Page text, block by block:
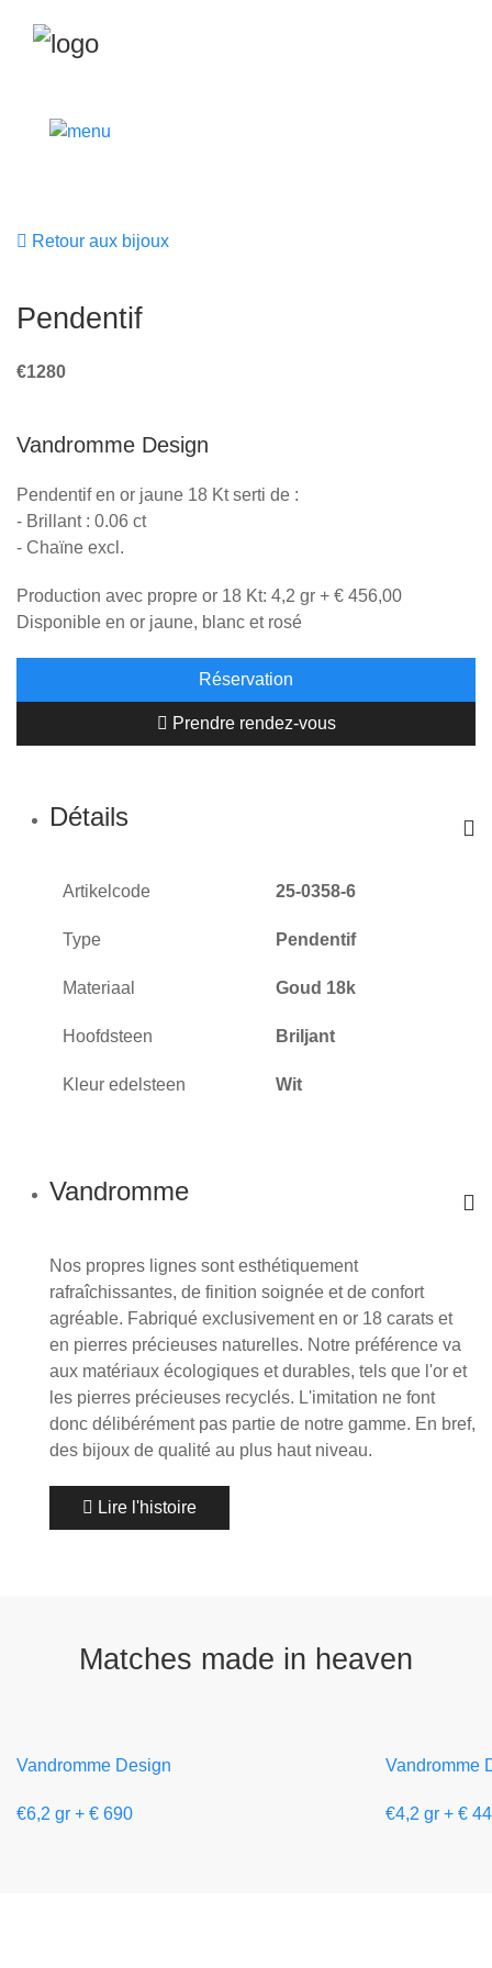
Retour aux bijoux
Pendentif
€1280
Vandromme Design
Pendentif en or jaune 18 Kt serti de :
- Brillant : 0.06 ct
- Chaïne excl.
Production avec propre or 18 Kt: 4,2 gr + € 456,00
Disponible en or jaune, blanc et rosé
Réservation
Prendre rendez-vous
Détails
Artikelcode 25-0358-6
Type Pendentif
Materiaal Goud 18k
Hoofdsteen Briljant
Kleur edelsteen Wit
Vandromme
Nos propres lignes sont esthétiquement
rafraîchissantes, de finition soignée et de confort
agréable. Fabriqué exclusivement en or 18 carats et
en pierres précieuses naturelles. Notre préférence va
aux matériaux écologiques et durables, tels que l'or et
les pierres précieuses recyclés. L'imitation ne font
donc délibérément pas partie de notre gamme. En bref,
des bijoux de qualité au plus haut niveau.
Lire l'histoire
Matches made in heaven
Vandromme Design
€6,2 gr + € 690
Vandromme
€4,2 gr + €